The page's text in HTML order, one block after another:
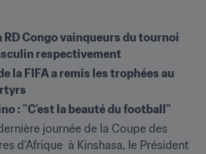
RD Congo vainqueurs du tournoi
respectivement
la FIFA a remis les trophées au
: "C'est la beauté du football"
journée de la Coupe des
d’Afrique  à Kinshasa, le Président